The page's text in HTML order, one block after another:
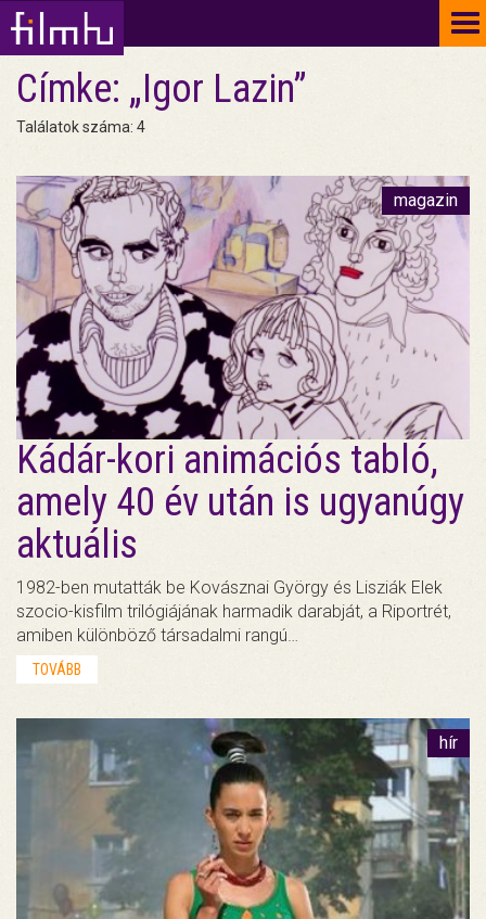
Címke: „Igor Lazin”
Találatok száma: 4
magazin
Kádár-kori animációs tabló,
amely 40 év után is ugyanúgy
aktuális
1982-ben mutatták be Kovásznai György és Lisziák Elek
szocio-kisfilm trilógiájának harmadik darabját, a Riportrét,
amiben különböző társadalmi rangú…
TOVÁBB
hír